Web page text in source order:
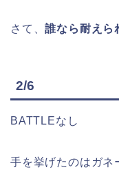
さて、誰なら耐えら
2/6
BATTLEなし
手を挙げたのはガネ